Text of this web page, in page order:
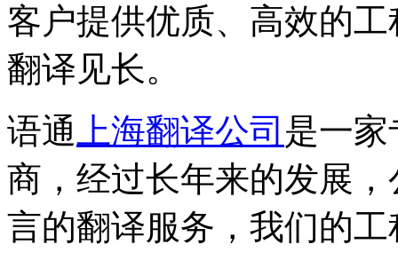
客户提供优质、高效的
翻译见长。
语通 上海翻译公司 是一
商，经过长年来的发展
言的翻译服务，我们的